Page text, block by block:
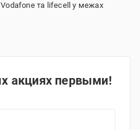
Vodafone та lifecell у межах
акциях первыми!